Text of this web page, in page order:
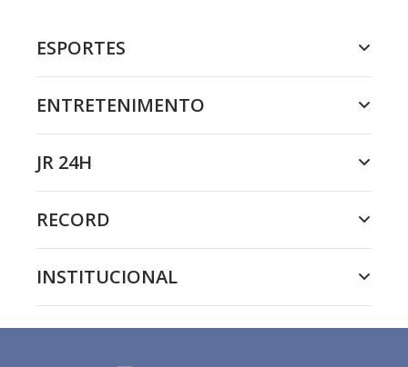
ESPORTES
ENTRETENIMENTO
JR 24H
RECORD
INSTITUCIONAL